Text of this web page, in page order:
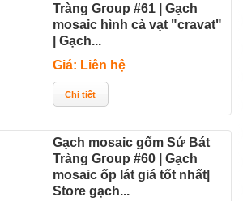
Tràng Group #61 | Gạch
mosaic hình cà vạt "cravat"
| Gạch...
Giá: Liên hệ
Gạch mosaic gốm Sứ Bát
Tràng Group #60 | Gạch
mosaic ốp lát giá tốt nhất|
Store gạch...